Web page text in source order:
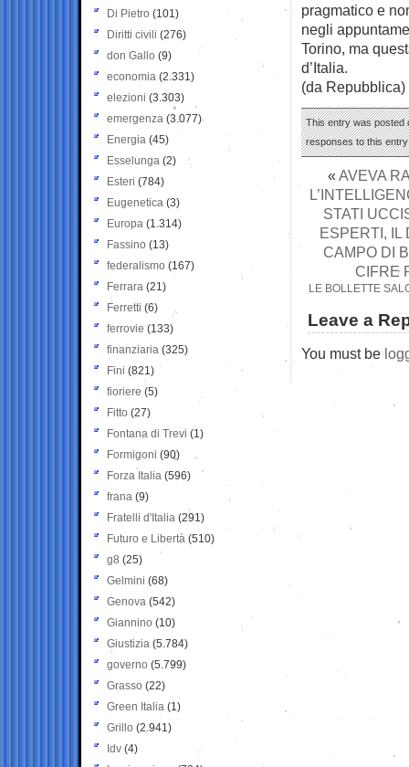
pragmatico e
negli
Torino, ma
d’Italia.
(da Repubblica)
This entry was posted
responses to this
« AVEVA
STATI
ESPERTI, IL
CAMPO DI
CIFRE
LE BOLLETTE
Leave a
You must be
Di Pietro (101)
Diritti civili (276)
don Gallo (9)
economia (2.331)
elezioni (3.303)
emergenza (3.077)
Energia (45)
Esselunga (2)
Esteri (784)
Eugenetica (3)
Europa (1.314)
Fassino (13)
federalismo (167)
Ferrara (21)
Ferretti (6)
ferrovie (133)
finanziaria (325)
Fini (821)
fioriere (5)
Fitto (27)
Fontana di Trevi (1)
Formigoni (90)
Forza Italia (596)
frana (9)
Fratelli d'Italia (291)
Futuro e Libertà (510)
g8 (25)
Gelmini (68)
Genova (542)
Giannino (10)
Giustizia (5.784)
governo (5.799)
Grasso (22)
Green Italia (1)
Grillo (2.941)
Idv (4)